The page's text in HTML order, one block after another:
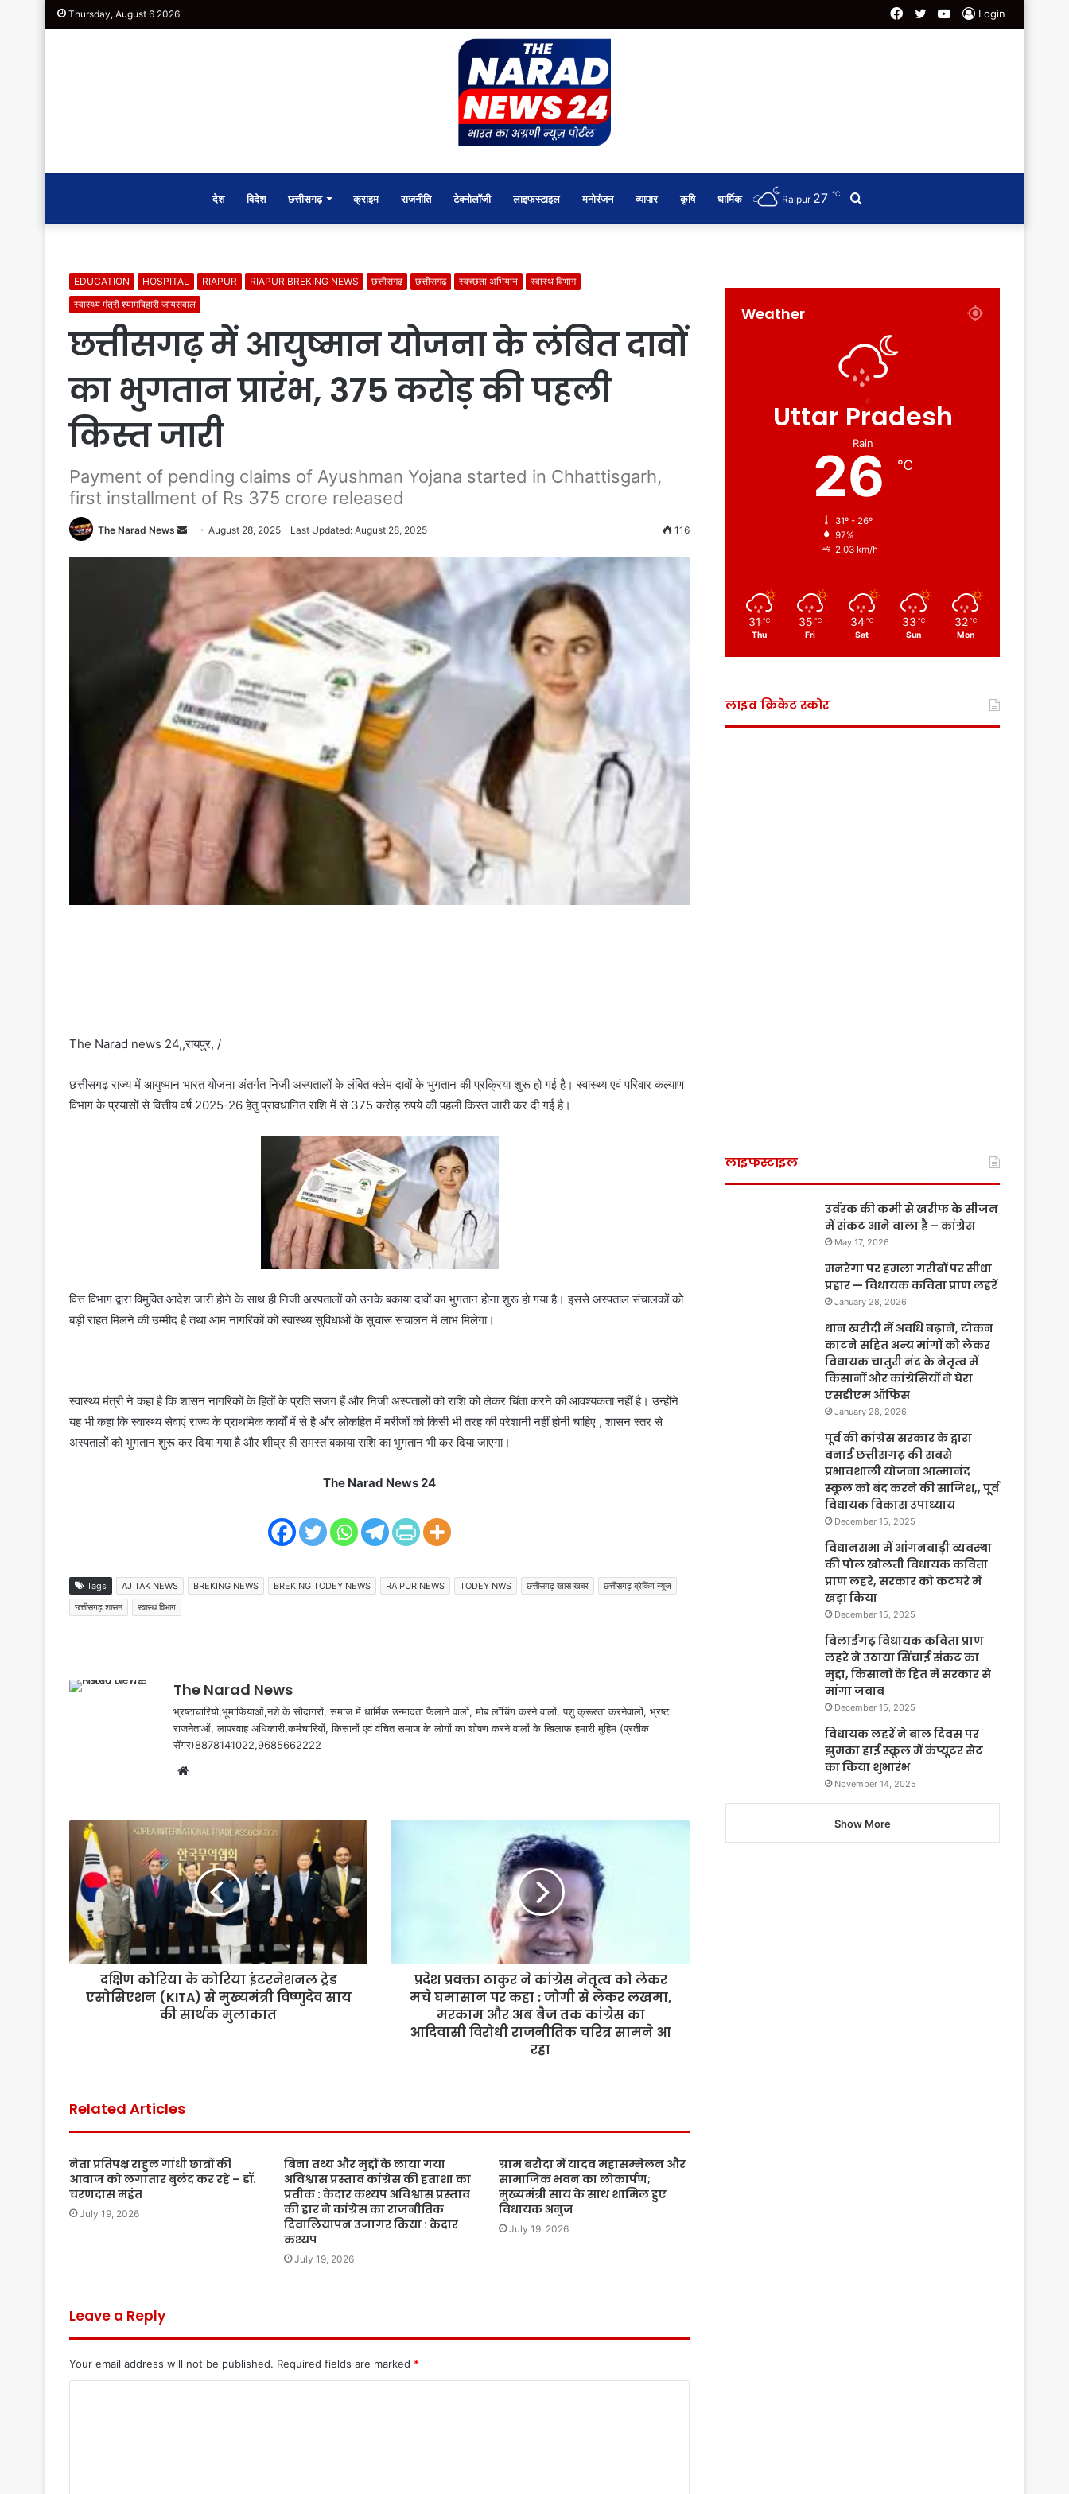
Thursday, August 6 2026 Login
YouTube
Twitter
Facebook
देश विदेश छत्तीसगढ़ क्राइम राजनीति टेक्नोलॉजी लाइफस्टाइल मनोरंजन व्यापार कृषि धार्मिक Raipur 27 ℃
EDUCATION HOSPITAL RIAPUR RIAPUR BREKING NEWS छत्तीसगढ़ छत्तीसगढ़ स्वच्छता अभियान
स्वास्थ विभाग
स्वास्थ्य मंत्री श्यामबिहारी जायसवाल
छत्तीसगढ़ में आयुष्मान योजना के लंबित दावों
का भुगतान प्रारंभ, 375 करोड़ की पहली
किस्त जारी
Payment of pending claims of Ayushman Yojana started in Chhattisgarh,
first installment of Rs 375 crore released
The Narad News
Send
email
August 28, 2025 Last Updated: August 28, 2025 116
The Narad news 24,,रायपुर, /
छत्तीसगढ़ राज्य में आयुष्मान भारत योजना अंतर्गत निजी अस्पतालों के लंबित क्लेम दावों के भुगतान की प्रक्रिया शुरू हो गई है। स्वास्थ्य एवं परिवार कल्याण
विभाग के प्रयासों से वित्तीय वर्ष 2025-26 हेतु प्रावधानित राशि में से 375 करोड़ रुपये की पहली किस्त जारी कर दी गई है।
वित्त विभाग द्वारा विमुक्ति आदेश जारी होने के साथ ही निजी अस्पतालों को उनके बकाया दावों का भुगतान होना शुरू हो गया है। इससे अस्पताल संचालकों को
बड़ी राहत मिलने की उम्मीद है तथा आम नागरिकों को स्वास्थ्य सुविधाओं के सुचारू संचालन में लाभ मिलेगा।
स्वास्थ्य मंत्री ने कहा है कि शासन नागरिकों के हितों के प्रति सजग हैं और निजी अस्पतालों को राशि को लेकर चिंता करने की आवश्यकता नहीं है। उन्होंने
यह भी कहा कि स्वास्थ्य सेवाएं राज्य के प्राथमिक कार्यों में से है और लोकहित में मरीजों को किसी भी तरह की परेशानी नहीं होनी चाहिए , शासन स्तर से
अस्पतालों को भुगतान शुरू कर दिया गया है और शीघ्र ही समस्त बकाया राशि का भुगतान भी कर दिया जाएगा।
The Narad News 24
Tags AJ TAK NEWS BREKING NEWS BREKING TODEY NEWS RAIPUR NEWS TODEY NWS छत्तीसगढ़ खास खबर
छत्तीसगढ़ ब्रेकिंग न्यूज
छत्तीसगढ़ शासन
स्वास्थ विभाग
The Narad News
भ्रष्टाचारियो,भूमाफियाओं,नशे के सौदागरों, समाज में धार्मिक उन्मादता फैलाने वालों, मोब लॉचिंग करने वालों, पशु क्रूरता करनेवालों, भ्रष्ट
राजनेताओं, लापरवाह अधिकारी,कर्मचारियों, किसानों एवं वंचित समाज के लोगों का शोषण करने वालों के खिलाफ हमारी मुहिम (प्रतीक
सेंगर)8878141022,9685662222
Website
दक्षिण कोरिया के कोरिया इंटरनेशनल ट्रेड
एसोसिएशन (KITA) से मुख्यमंत्री विष्णुदेव साय
की सार्थक मुलाकात
प्रदेश प्रवक्ता ठाकुर ने कांग्रेस नेतृत्व को लेकर
मचे घमासान पर कहा : जोगी से लेकर लखमा,
मरकाम और अब बैज तक कांग्रेस का
आदिवासी विरोधी राजनीतिक चरित्र सामने आ
रहा
Related Articles
नेता प्रतिपक्ष राहुल गांधी छात्रों की
आवाज को लगातार बुलंद कर रहे – डॉ.
चरणदास महंत
July 19, 2026
बिना तथ्य और मुद्दों के लाया गया
अविश्वास प्रस्ताव कांग्रेस की हताशा का
प्रतीक : केदार कश्यप अविश्वास प्रस्ताव
की हार ने कांग्रेस का राजनीतिक
दिवालियापन उजागर किया : केदार
कश्यप
July 19, 2026
ग्राम बरौदा में यादव महासम्मेलन और
सामाजिक भवन का लोकार्पण;
मुख्यमंत्री साय के साथ शामिल हुए
विधायक अनुज
July 19, 2026
Leave a Reply
Your email address will not be published. Required fields are marked *
Weather
Uttar Pradesh
Rain
26 ℃
31º - 26º
97%
2.03 km/h
31 ℃
Thu
35 ℃
Fri
34 ℃
Sat
33 ℃
Sun
32 ℃
Mon
लाइव क्रिकेट स्कोर
लाइफस्टाइल
उर्वरक की कमी से खरीफ के सीजन
में संकट आने वाला है – कांग्रेस
May 17, 2026
मनरेगा पर हमला गरीबों पर सीधा
प्रहार — विधायक कविता प्राण लहरें
January 28, 2026
धान खरीदी में अवधि बढ़ाने, टोकन
काटने सहित अन्य मांगों को लेकर
विधायक चातुरी नंद के नेतृत्व में
किसानों और कांग्रेसियों ने घेरा
एसडीएम ऑफिस
January 28, 2026
पूर्व की कांग्रेस सरकार के द्वारा
बनाई छत्तीसगढ़ की सबसे
प्रभावशाली योजना आत्मानंद
स्कूल को बंद करने की साजिश,, पूर्व
विधायक विकास उपाध्याय
December 15, 2025
विधानसभा में आंगनबाड़ी व्यवस्था
की पोल खोलती विधायक कविता
प्राण लहरे, सरकार को कटघरे में
खड़ा किया
December 15, 2025
बिलाईगढ़ विधायक कविता प्राण
लहरे ने उठाया सिंचाई संकट का
मुद्दा, किसानों के हित में सरकार से
मांगा जवाब
December 15, 2025
विधायक लहरें ने बाल दिवस पर
झुमका हाई स्कूल में कंप्यूटर सेट
का किया शुभारंभ
November 14, 2025
Show More